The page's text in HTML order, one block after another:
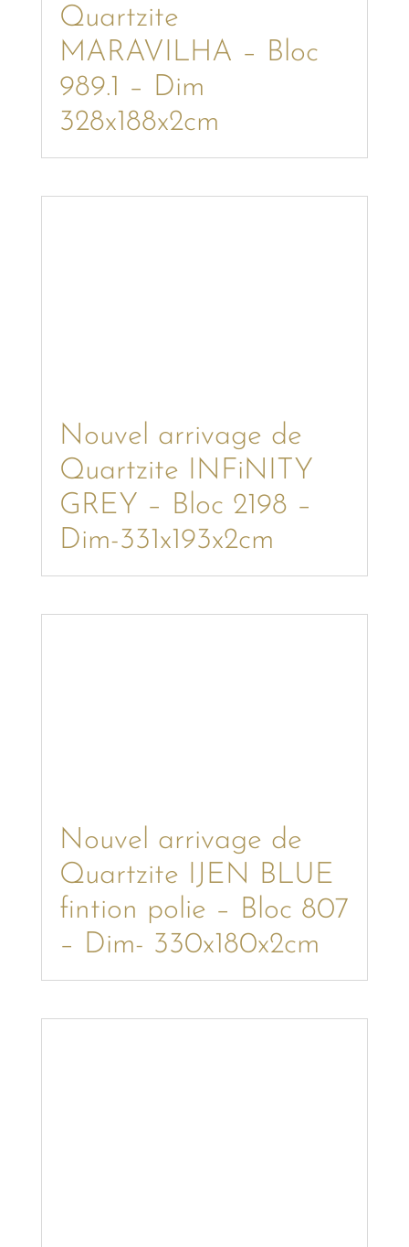
Quartzite
MARAVILHA – Bloc
989.1 – Dim
328x188x2cm
Nouvel arrivage de
Quartzite INFiNITY
GREY – Bloc 2198 –
Dim-331x193x2cm
Nouvel arrivage de
Quartzite IJEN BLUE
fintion polie – Bloc 807
– Dim- 330x180x2cm